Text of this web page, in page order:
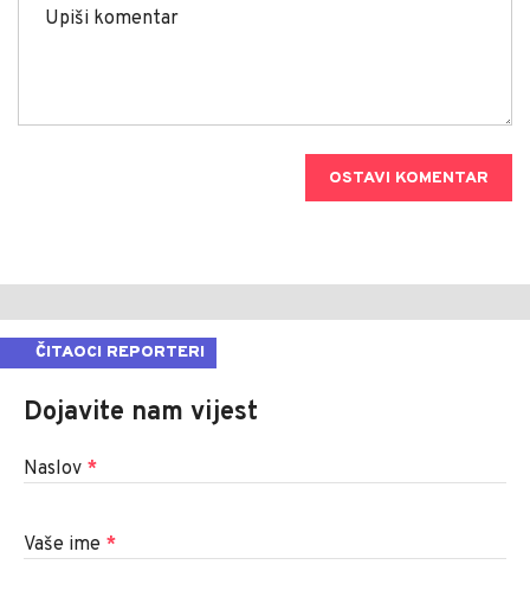
OSTAVI KOMENTAR
ČITAOCI REPORTERI
Dojavite nam vijest
Naslov *
Vaše ime *